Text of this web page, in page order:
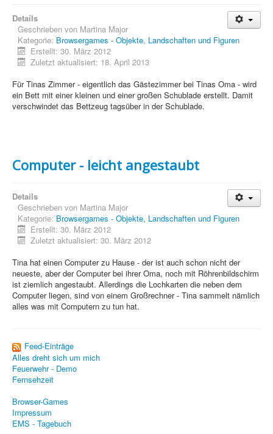
Sicherheit
Home
PovRay
PHP
Grafik
JavaScript
Sicherheit
Browsergames mit PovRay +
Home
PovRay
PHP
CMS
Grafik
JavaScript
Sicherheit
Details
Geschrieben von Martina Major
Kategorie: Browsergames - Objekte, Landschaften und Figuren
Erstellt: 30. März 2012
Zuletzt aktualisiert: 18. April 2013
Für Tinas Zimmer - eigentlich das Gästezimmer bei Tinas Oma - wird
ein Bett mit einer kleinen und einer großen Schublade erstellt. Damit
verschwindet das Bettzeug tagsüber in der Schublade.
Computer - leicht angestaubt
Details
Geschrieben von Martina Major
Kategorie: Browsergames - Objekte, Landschaften und Figuren
Erstellt: 30. März 2012
Zuletzt aktualisiert: 30. März 2012
Tina hat einen Computer zu Hause - der ist auch schon nicht der
neueste, aber der Computer bei ihrer Oma, noch mit Röhrenbildschirm
ist ziemlich angestaubt. Allerdings die Lochkarten die neben dem
Computer liegen, sind von einem Großrechner - Tina sammelt nämlich
alles was mit Computern zu tun hat.
Feed-Einträge
Alles dreht sich um mich
Feuerwehr - Demo
Fernsehzeit
Browser-Games
Impressum
EMS - Tagebuch